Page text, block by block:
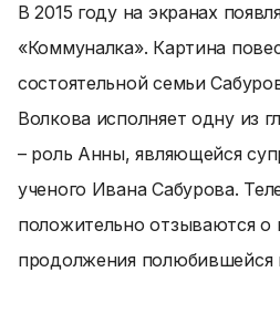
В 2015 году на экранах
«Коммуналка». Картина
состоятельной семьи
Волкова исполняет одну из
– роль Анны, являющейся
ученого Ивана Сабурова.
положительно отзываются о
продолжения полюбившейся